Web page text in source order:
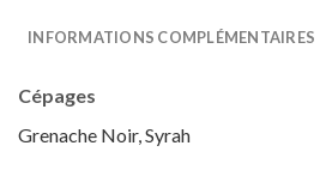
INFORMATIONS COMPLÉMENTAIRES
Cépages
Grenache Noir, Syrah